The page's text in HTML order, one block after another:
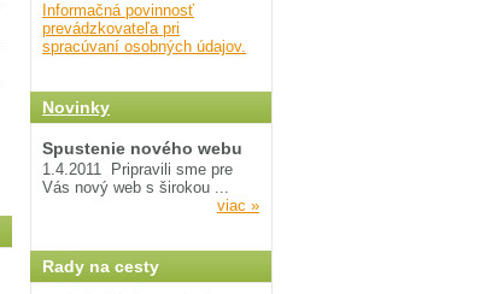
Informačná povinnosť
prevádzkovateľa pri
spracúvaní osobných údajov.
Novinky
Spustenie nového webu
1.4.2011 Pripravili sme pre
Vás nový web s širokou ...
viac »
Rady na cesty